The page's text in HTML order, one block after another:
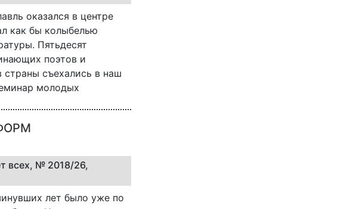
оказался в центре
как бы колыбелью
Пятьдесят
поэтов и
страны съехались в наш
молодых
всех, № 2018/26,
лет было уже по